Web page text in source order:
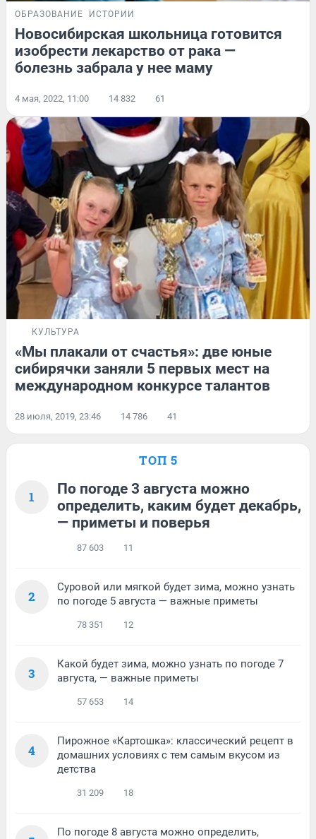
ОБРАЗОВАНИЕ ИСТОРИИ
Новосибирская школьница готовится
изобрести лекарство от рака —
болезнь забрала у нее маму
4 мая, 2022, 11:00 14 832 61
КУЛЬТУРА
«Мы плакали от счастья»: две юные
сибирячки заняли 5 первых мест на
международном конкурсе талантов
28 июля, 2019, 23:46 14 786 41
ТОП 5
1
По погоде 3 августа можно
определить, каким будет декабрь,
— приметы и поверья
87 603 11
2
Суровой или мягкой будет зима, можно узнать
по погоде 5 августа — важные приметы
78 351 12
3
Какой будет зима, можно узнать по погоде 7
августа, — важные приметы
57 653 14
4
Пирожное «Картошка»: классический рецепт в
домашних условиях с тем самым вкусом из
детства
31 209 18
По погоде 8 августа можно определить,